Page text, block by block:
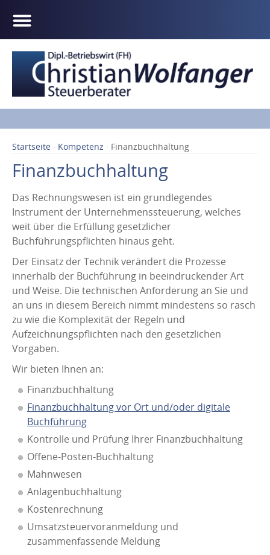
Startseite · Kompetenz · Finanzbuchhaltung
Finanzbuchhaltung
Das Rechnungswesen ist ein grundlegendes
Instrument der Unternehmenssteuerung, welches
weit über die Erfüllung gesetzlicher
Buchführungspflichten hinaus geht.
Der Einsatz der Technik verändert die Prozesse
innerhalb der Buchführung in beeindruckender Art
und Weise. Die technischen Anforderung an Sie und
an uns in diesem Bereich nimmt mindestens so rasch
zu wie die Komplexität der Regeln und
Aufzeichnungspflichten nach den gesetzlichen
Vorgaben.
Wir bieten Ihnen an:
Finanzbuchhaltung
Finanzbuchhaltung vor Ort und/oder digitale
Buchführung
Kontrolle und Prüfung Ihrer Finanzbuchhaltung
Offene-Posten-Buchhaltung
Mahnwesen
Anlagenbuchhaltung
Kostenrechnung
Umsatzsteuervoranmeldung und
zusammenfassende Meldung